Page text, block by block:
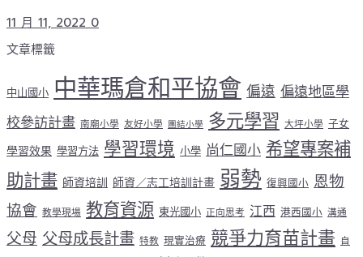
11 月 11, 2022 0
文章標籤
中山國小 中華瑪倉和平協會 偏遠 偏遠地區學
校參訪計畫 南廟小學 友好小學 團結小學 多元學習 大坪小學 子女
學習效果 學習方法 學習環境 小學 尚仁國小 希望專案補
助計畫 師資培訓 師資／志工培訓計畫 弱勢 復興國小 恩物
協會 教學現場 教育資源 東光國小 正向思考 江西 港西國小 溝通
父母 父母成長計畫 特教 現實治療 競爭力育苗計畫 自